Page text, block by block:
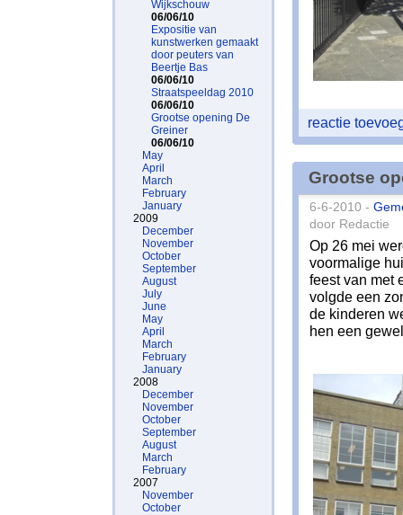
Wijkschouw
06/06/10
Expositie van
kunstwerken gemaakt
door peuters van
Beertje Bas
06/06/10
Straatspeeldag 2010
06/06/10
Grootse opening De
Greiner
06/06/10
May
April
March
February
January
2009
December
November
October
September
August
July
June
May
April
March
February
January
2008
December
November
October
September
August
March
February
2007
November
October
reactie
Grootse
6-6-2010 -
door Redactie
Op 26 mei
voormalige
feest van met
volgde een
de kinderen
hen een